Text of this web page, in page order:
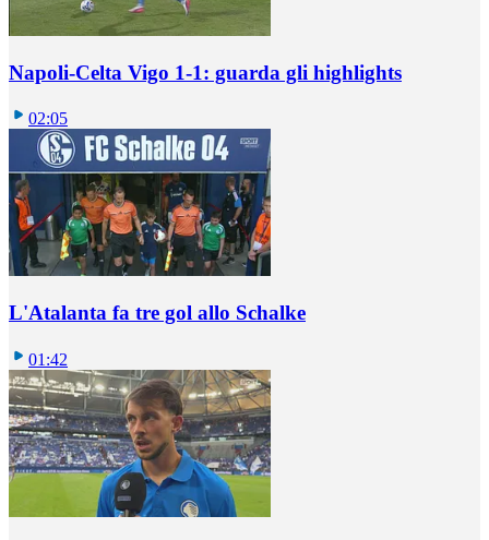
Napoli-Celta Vigo 1-1: guarda gli highlights
02:05
L'Atalanta fa tre gol allo Schalke
01:42